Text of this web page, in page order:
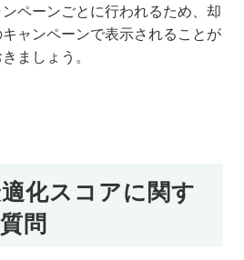
ペーンごとに行われるため、却
ャンペーンで表示されることが
ましょう。
適化スコアに関す
問